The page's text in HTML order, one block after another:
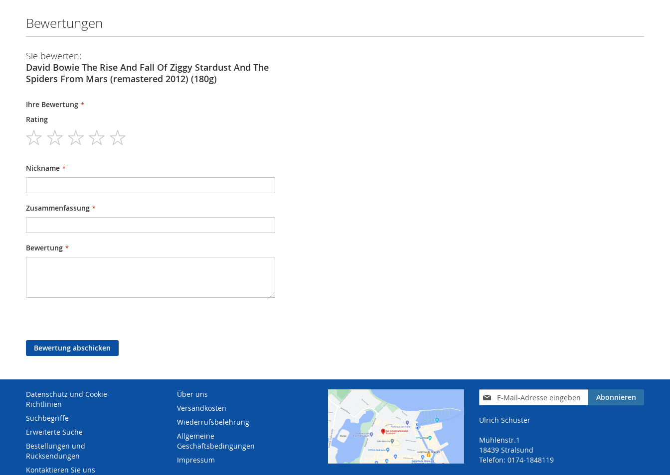
Bewertungen
Sie bewerten:
David Bowie The Rise And Fall Of Ziggy Stardust And The
Spiders From Mars (remastered 2012) (180g)
Ihre Bewertung
Rating
1
star
2
stars
3
stars
4
stars
Nickname
Zusammenfassung
Bewertung
Bewertung abschicken
Datenschutz und Cookie-
Richtlinien
Suchbegriffe
Erweiterte Suche
Bestellungen und
Rücksendungen
Kontaktieren Sie uns
Über uns
Versandkosten
Wiederrufsbelehrung
Allgemeine
Geschäftsbedingungen
Impressum
Anmeldung
zum
Abonnieren
Ulrich Schuster
Mühlenstr.1
18439 Stralsund
Telefon: 0174-1848119